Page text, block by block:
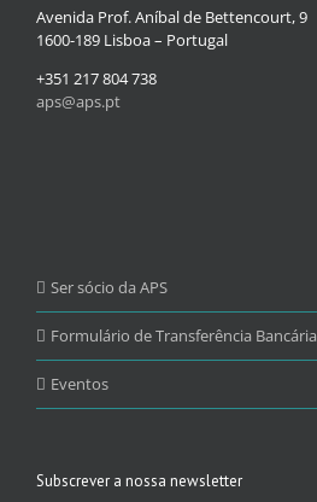
Avenida Prof. Aníbal de Bettencourt, 9
1600-189 Lisboa – Portugal
+351 217 804 738
aps@aps.pt
Ser sócio da APS
Formulário de Transferência Bancária
Eventos
Subscrever a nossa newsletter